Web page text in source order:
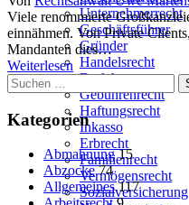
Unternehmerrecht
Geschäftsführer
Gründer
Handelsrecht
Darlehen
Gebührenrecht
Haftungsrecht
Inkasso
Erbrecht
Familienrecht
Vermögensrecht
Sozialversicherung
Viele renommierte
einnähmen. Von Private
Mandanten dies…
Weiterlesen
Suchen
nach:
Kategorien
Abmahnung 15
Abzocke 74
Allgemeines 117